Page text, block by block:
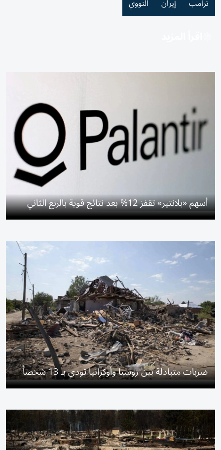
ترامب إيران النووي
أسهم «بلانتير» تقفز 12% بعد نتائج قوية بالربع الثاني
ضربات متبادلة بين روسيا وأوكرانيا تودي بـ 13 شخصاً